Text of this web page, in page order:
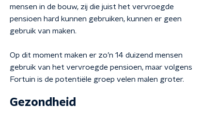
mensen in de bouw, zij die juist het vervroegde
pensioen hard kunnen gebruiken, kunnen er geen
gebruik van maken.
Op dit moment maken er zo’n 14 duizend mensen
gebruik van het vervroegde pensioen, maar volgens
Fortuin is de potentiële groep velen malen groter.
Gezondheid